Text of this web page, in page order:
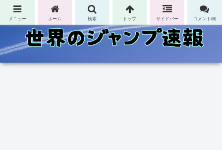
コンテンツへスキップ
メニュー ホーム 検索 トップ サイドバー コメント欄